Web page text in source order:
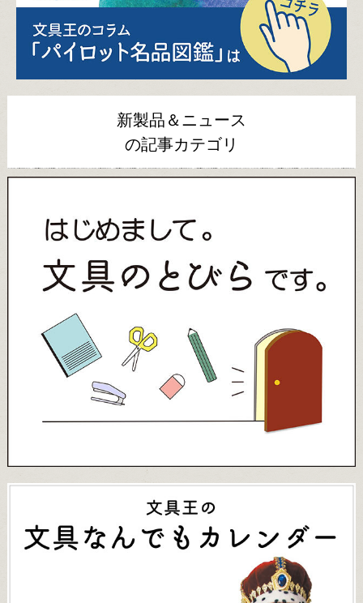
新製品＆ニュース
の記事カテゴリ